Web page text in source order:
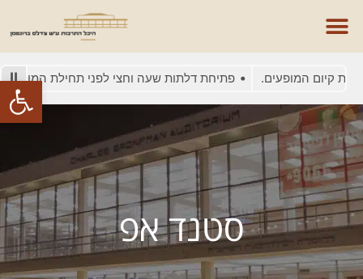
פתח קיום המופעים. פתיחת דלתות שעה וחצי לפני תחילת המופע
סטנד אפ